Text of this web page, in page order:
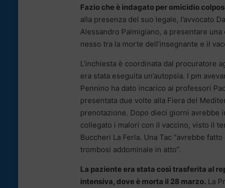
Fazio che è indagato per omicidio
alla presenza del suo legale, l’avvocato
Alessandro Palmigiano, a presentare
nesso tra la morte dell’insegnante e il
L’inchiesta è coordinata dal procuratore
era stata eseguita un’autopsia. I pm
Pennino ha dato incarico ai professori
presentata due volte alla Fiera del
prenotazione. Dopo dieci giorni avrebbe
collegato i malori con il vaccino, visto il
Buccheri La Ferla. Una Tac “avrebbe
trombosi addominale in atto”.
La paziente era stata così trasferita al
intensiva, dove è morta il 28 marzo. La